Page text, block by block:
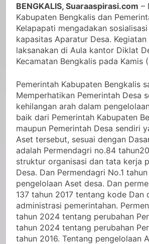
BENGKALIS, Suaraaspirasi.com –
Kabupaten Bengkalis dan
Kelapapati mengadakan
kapasitas Aparatur Desa. Kegiatan
laksanakan di Aula kantor Diklat
Kecamatan Bengkalis pada Kamis
Pemerintah Kabupaten Bengkalis
Memperhatikan Pemerintah Desa
kehilangan arah dalam
baik dari Pemerintah Kabupaten
maupun Pemerintah Desa sendiri
Aset tersebut, sesuai dengan
adalah Permendagri no.84
struktur organisasi dan tata kerja
Desa. Dan Permendagri No.1
pengelolaan Aset desa. Dan
137 tahun 2017 tentang kode Dan
administrasi pemerintahan.
tahun 2024 tentang perubahan
tahun 2024 tentang perubahan
tahun 2016. Tentang pengelolaan